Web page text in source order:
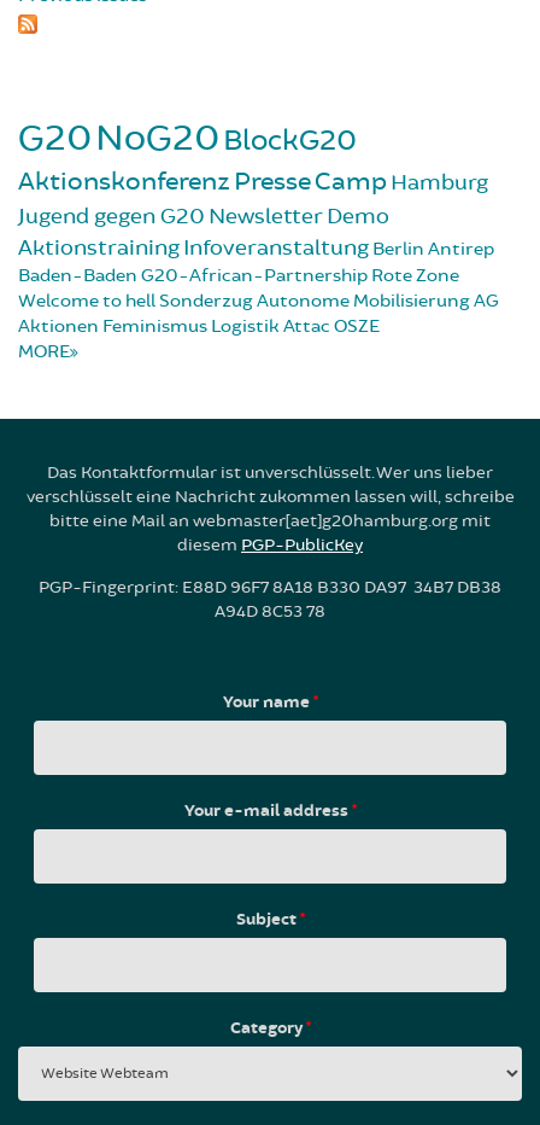
G20NoG20 BlockG20
Aktionskonferenz PresseCampHamburg
Jugend gegen G20 NewsletterDemo
AktionstrainingInfoveranstaltung Berlin Antirep
Baden-Baden G20-African-Partnership Rote Zone
Welcome to hellSonderzugAutonome MobilisierungAG
Aktionen Feminismus Logistik Attac OSZE
MORE
Das Kontaktformular ist unverschlüsselt. Wer uns lieber
verschlüsselt eine Nachricht zukommen lassen will, schreibe
bitte eine Mail an webmaster[aet]g20hamburg.org mit
diesem PGP-PublicKey
PGP-Fingerprint: E88D 96F7 8A18 B330 DA97 34B7 DB38
A94D 8C53 78
Your name*
Your e-mail address*
Subject*
Category*